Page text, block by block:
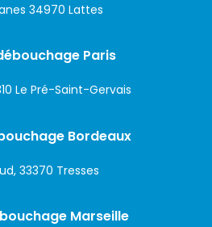
34970 Lattes
Paris
Le Pré-Saint-Gervais
Bordeaux
33370 Tresses
Marseille